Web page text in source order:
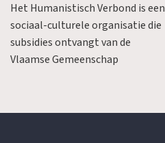
Het Humanistisch Verbond is een
sociaal-culturele organisatie die
subsidies ontvangt van de
Vlaamse Gemeenschap